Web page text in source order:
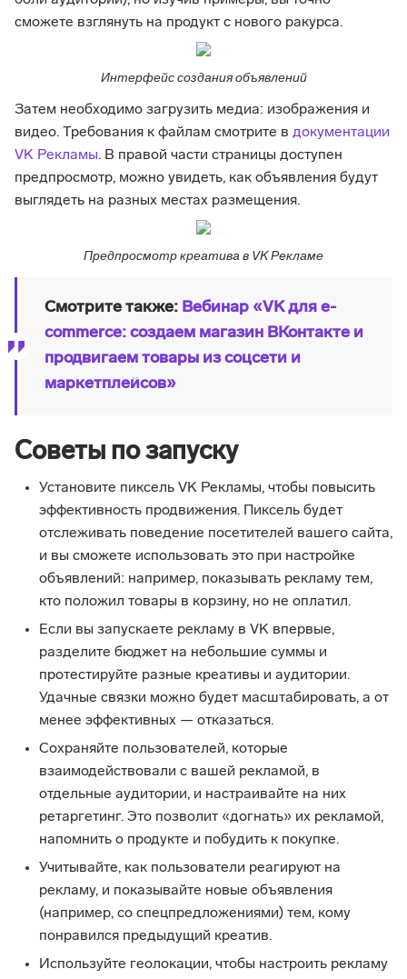
сможете взглянуть на продукт с нового ракурса.
Интерфейс создания объявлений
Затем необходимо загрузить медиа: изображения и
видео. Требования к файлам смотрите в документации
VK Рекламы. В правой части страницы доступен
предпросмотр, можно увидеть, как объявления будут
выглядеть на разных местах размещения.
Предпросмотр креатива в VK Рекламе
Смотрите также: Вебинар «VK для e-
commerce: создаем магазин ВКонтакте и
продвигаем товары из соцсети и
маркетплейсов»
Советы по запуску
Установите пиксель VK Рекламы, чтобы повысить
эффективность продвижения. Пиксель будет
отслеживать поведение посетителей вашего сайта,
и вы сможете использовать это при настройке
объявлений: например, показывать рекламу тем,
кто положил товары в корзину, но не оплатил.
Если вы запускаете рекламу в VK впервые,
разделите бюджет на небольшие суммы и
протестируйте разные креативы и аудитории.
Удачные связки можно будет масштабировать, а от
менее эффективных — отказаться.
Сохраняйте пользователей, которые
взаимодействовали с вашей рекламой, в
отдельные аудитории, и настраивайте на них
ретаргетинг. Это позволит «догнать» их рекламой,
напомнить о продукте и побудить к покупке.
Учитывайте, как пользователи реагируют на
рекламу, и показывайте новые объявления
(например, со спецпредложениями) тем, кому
понравился предыдущий креатив.
Используйте геолокации, чтобы настроить рекламу